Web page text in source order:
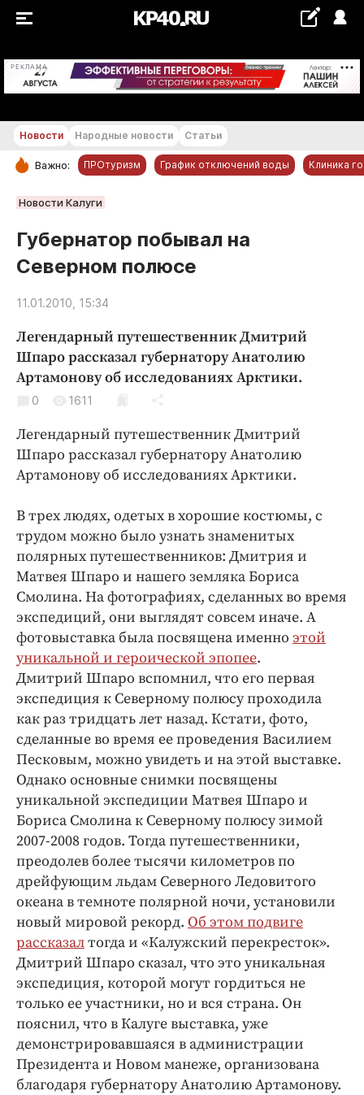
РЕКЛАМА +28...+29 °С
РУБРИКИ
Новости компаний
Статьи
Народные новости
Авто и транспорт
Благоустройство
Криминал
Культура
Образование
Общество
Праздники
Происшествия
Спорт
Экономика и бизнес
ПРОЕКТЫ
Блоги
Издания
Медиаперсона
Интересное чтиво
Клиника года
Бренд года
Работодатель года
Новости Народные новости Статьи
Важно: ПРОтуризм График отключений воды Клиника
Новости Калуги
Губернатор побывал на
Северном полюсе
11.01.2010, 15:34
Легендарный путешественник Дмитрий
Шпаро рассказал губернатору Анатолию
Артамонову об исследованиях Арктики.
0 1611
Легендарный путешественник Дмитрий
Шпаро рассказал губернатору Анатолию
Артамонову об исследованиях Арктики.
В трех людях, одетых в хорошие костюмы, с
трудом можно было узнать знаменитых
полярных путешественников: Дмитрия и
Матвея Шпаро и нашего земляка Бориса
Смолина. На фотографиях, сделанных во время
экспедиций, они выглядят совсем иначе. А
фотовыставка была посвящена именно этой
уникальной и героической эпопее.
Дмитрий Шпаро вспомнил, что его первая
экспедиция к Северному полюсу проходила
как раз тридцать лет назад. Кстати, фото,
сделанные во время ее проведения Василием
Песковым, можно увидеть и на этой выставке.
Однако основные снимки посвящены
уникальной экспедиции Матвея Шпаро и
Бориса Смолина к Северному полюсу зимой
2007-2008 годов. Тогда путешественники,
преодолев более тысячи километров по
дрейфующим льдам Северного Ледовитого
океана в темноте полярной ночи, установили
новый мировой рекорд. Об этом подвиге
рассказалтогда и «Калужский перекресток».
Дмитрий Шпаро сказал, что это уникальная
экспедиция, которой могут гордиться не
только ее участники, но и вся страна. Он
пояснил, что в Калуге выставка, уже
демонстрировавшаяся в администрации
Президента и Новом манеже, организована
благодаря губернатору Анатолию Артамонову.